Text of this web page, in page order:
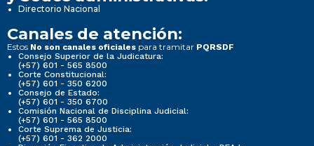
Directorio Nacional
Canales de atención:
Estos No son canales oficiales para tramitar PQRSDF
Consejo Superior de la Judicatura:
(+57) 601 - 565 8500
Corte Constitucional:
(+57) 601 - 350 6200
Consejo de Estado:
(+57) 601 - 350 6700
Comisión Nacional de Disciplina Judicial:
(+57) 601 - 565 8500
Corte Suprema de Justicia:
(+57) 601 - 362 2000